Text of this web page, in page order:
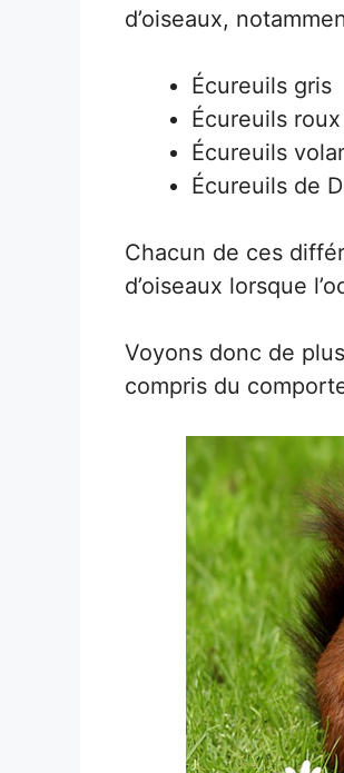
d’oiseaux,
Écureuils gris
Écureuils roux
Écureuils
Écureuils de
Chacun de ces
d’oiseaux lorsque
Voyons donc de
compris du